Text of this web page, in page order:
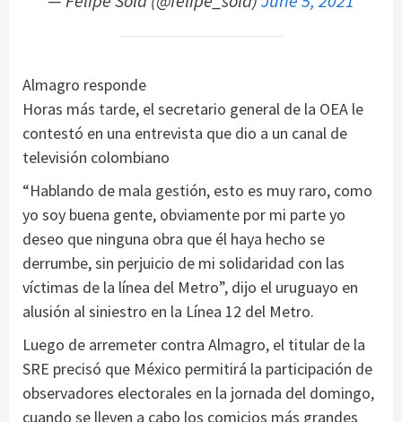
Almagro responde
Horas más tarde, el secretario general de la OEA le
contestó en una entrevista que dio a un canal de
televisión colombiano
“Hablando de mala gestión, esto es muy raro, como
yo soy buena gente, obviamente por mi parte yo
deseo que ninguna obra que él haya hecho se
derrumbe, sin perjuicio de mi solidaridad con las
víctimas de la línea del Metro”, dijo el uruguayo en
alusión al siniestro en la Línea 12 del Metro.
Luego de arremeter contra Almagro, el titular de la
SRE precisó que México permitirá la participación de
observadores electorales en la jornada del domingo,
cuando se lleven a cabo los comicios más grandes